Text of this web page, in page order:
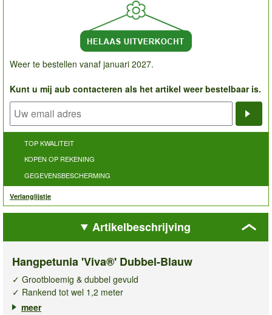
Weer te bestellen vanaf januari 2027.
Kunt u mij aub contacteren als het artikel weer bestelbaar is.
TOP KWALITEIT
KOPEN OP REKENING
GEGEVENSBESCHERMING
Verlanglijstje
Artikelbeschrijving
Hangpetunia 'Viva®' Dubbel-Blauw
✓ Grootbloemig & dubbel gevuld
✓ Rankend tot wel 1,2 meter
✓ Weerbestendig & langdurige bloei
meer